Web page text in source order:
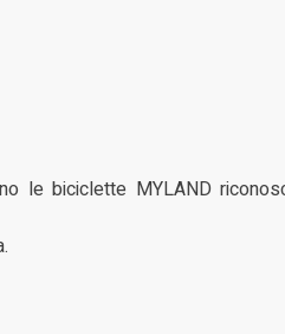
le biciclette MYLAND